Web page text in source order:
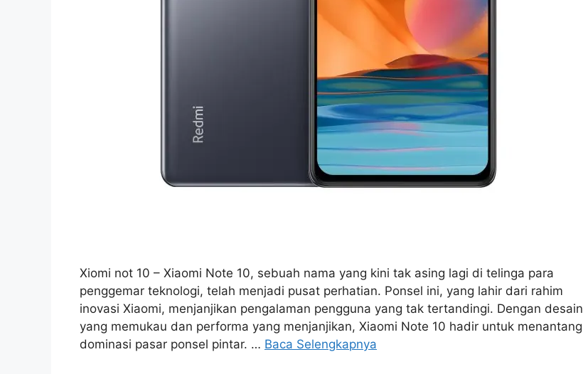
Xiomi not 10 – Xiaomi Note 10, sebuah nama yang kini tak asing lagi di telinga para
penggemar teknologi, telah menjadi pusat perhatian. Ponsel ini, yang lahir dari rahim
inovasi Xiaomi, menjanjikan pengalaman pengguna yang tak tertandingi. Dengan desain
yang memukau dan performa yang menjanjikan, Xiaomi Note 10 hadir untuk menantang
dominasi pasar ponsel pintar. … Baca Selengkapnya